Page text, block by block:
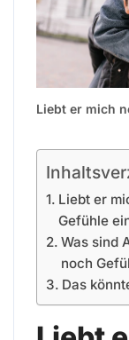
Liebt er mich
Liebt er
Gefühle
Was sind
noch
Das